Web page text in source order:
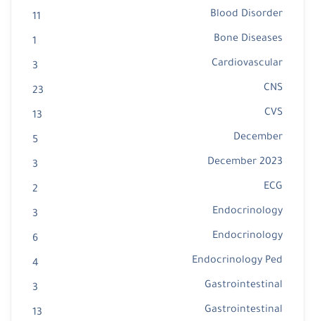
Blood Disorder
11
Bone Diseases
1
Cardiovascular
3
CNS
23
CVS
13
December
5
December 2023
3
ECG
2
Endocrinology
3
Endocrinology
6
Endocrinology Ped
4
Gastrointestinal
3
Gastrointestinal
13